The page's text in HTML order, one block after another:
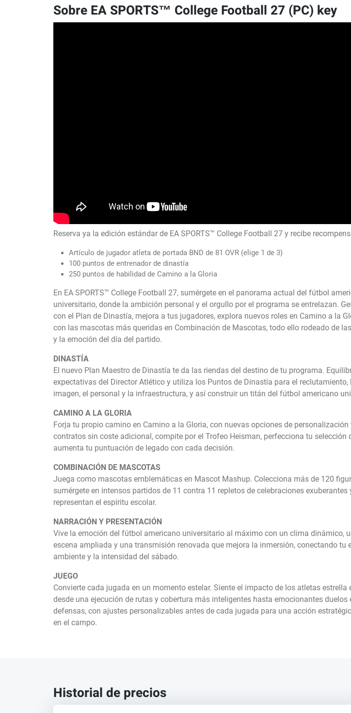
Sobre EA SPORTS™ College Football 27 (PC) key
Reserva ya la edición estándar de EA SPORTS™ College Football 27 y recibe
Artículo de jugador atleta de portada BND de 81 OVR (elige 1 de 3)
100 puntos de entrenador de dinastía
250 puntos de habilidad de Camino a la Gloria
En EA SPORTS™ College Football 27, sumérgete en el panorama actual del fútbol
universitario, donde la ambición personal y el orgullo por el programa se entrelazan.
con el Plan de Dinastía, mejora a tus jugadores, explora nuevos roles en Camino a la
con las mascotas más queridas en Combinación de Mascotas, todo ello rodeado de
y la emoción del día del partido.
DINASTÍA
El nuevo Plan Maestro de Dinastía te da las riendas del destino de tu programa.
expectativas del Director Atlético y utiliza los Puntos de Dinastía para el reclutamiento,
imagen, el personal y la infraestructura, y así construir un titán del fútbol americano
CAMINO A LA GLORIA
Forja tu propio camino en Camino a la Gloria, con nuevas opciones de personalización
contratos sin coste adicional, compite por el Trofeo Heisman, perfecciona tu selección
aumenta tu puntuación de legado con cada decisión.
COMBINACIÓN DE MASCOTAS
Juega como mascotas emblemáticas en Mascot Mashup. Colecciona más de 120
sumérgete en intensos partidos de 11 contra 11 repletos de celebraciones exuberantes
representan el espíritu escolar.
NARRACIÓN Y PRESENTACIÓN
Vive la emoción del fútbol americano universitario al máximo con un clima dinámico,
escena ampliada y una transmisión renovada que mejora la inmersión, conectando tu
ambiente y la intensidad del sábado.
JUEGO
Convierte cada jugada en un momento estelar. Siente el impacto de los atletas estrella
desde una ejecución de rutas y cobertura más inteligentes hasta emocionantes duelos
defensas, con ajustes personalizables antes de cada jugada para una acción
en el campo.
Historial de precios